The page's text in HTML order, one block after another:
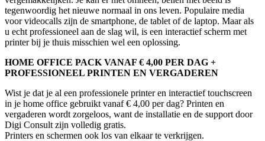
tegenwoordig het nieuwe normaal in ons leven. Populaire media
voor videocalls zijn de smartphone, de tablet of de laptop. Maar als
u echt professioneel aan de slag wil, is een interactief scherm met
printer bij je thuis misschien wel een oplossing.
HOME OFFICE PACK VANAF € 4,00 PER DAG +
PROFESSIONEEL PRINTEN EN VERGADEREN
Wist je dat je al een professionele printer en interactief touchscreen
in je home office gebruikt vanaf € 4,00 per dag? Printen en
vergaderen wordt zorgeloos, want de installatie en de support door
Digi Consult zijn volledig gratis.
Printers en schermen ook los van elkaar te verkrijgen.